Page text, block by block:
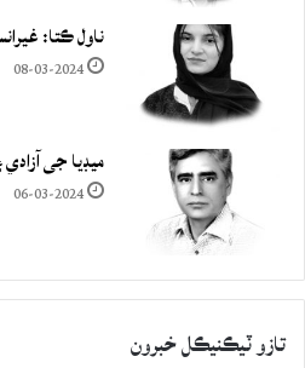
ناول ڪتا:
08-03-2024
ميڊيا جي
06-03-2024
تازو ٽيڪنيڪل خبرون